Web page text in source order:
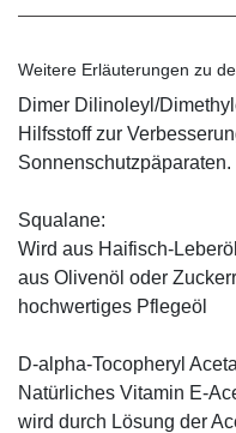
Weitere Erläuterungen zu
Dimer Dilinoleyl/
Hilfsstoff zur
Sonnenschutzpäparaten.
Squalane:
Wird aus Haifisch-
aus Olivenöl oder
hochwertiges Pflegeöl
D-alpha-Tocopheryl
Natürliches Vitamin E-
wird durch Lösung der